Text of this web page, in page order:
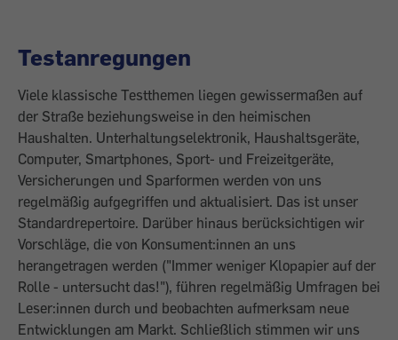
Testanregungen
Viele klassische Testthemen liegen gewissermaßen auf
der Straße beziehungsweise in den heimischen
Haushalten. Unterhaltungselektronik, Haushaltsgeräte,
Computer, Smartphones, Sport- und Freizeitgeräte,
Versicherungen und Sparformen werden von uns
regelmäßig aufgegriffen und aktualisiert. Das ist unser
Standardrepertoire. Darüber hinaus berücksichtigen wir
Vorschläge, die von Konsument:innen an uns
herangetragen werden ("Immer weniger Klopapier auf der
Rolle - untersucht das!"), führen regelmäßig Umfragen bei
Leser:innen durch und beobachten aufmerksam neue
Entwicklungen am Markt. Schließlich stimmen wir uns